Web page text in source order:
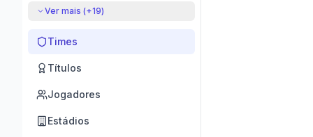
Ver mais (+19)
Times
Títulos
Jogadores
Estádios